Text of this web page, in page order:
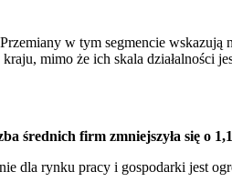
Przemiany w tym segmencie wskazują
mimo że ich skala działalności
średnich firm zmniejszyła się o
dla rynku pracy i gospodarki jest